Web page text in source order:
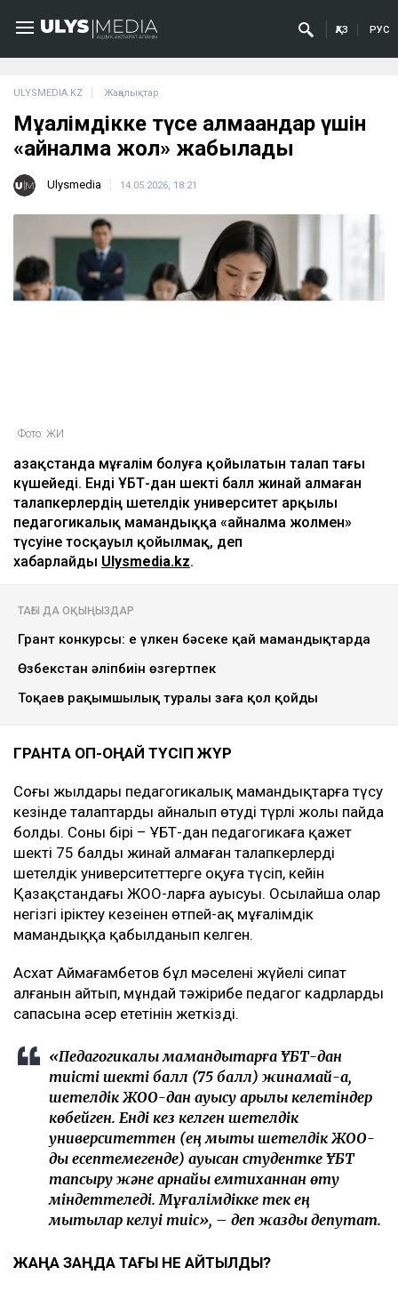
ҚАЗ РУС
ULYSMEDIA.KZ Жаңалықтар
Мұғалімдікке түсе алмағандар үшін
«айналма жол» жабылады
Ulysmedia 14.05.2026, 18:21
Фото: ЖИ
Қазақстанда мұғалім болуға қойылатын талап тағы
күшейеді. Енді ҰБТ-дан шекті балл жинай алмаған
талапкерлердің шетелдік университет арқылы
педагогикалық мамандыққа «айналма жолмен»
түсуіне тосқауыл қойылмақ, деп
хабарлайды Ulysmedia.kz.
ТАҒЫ ДА ОҚЫҢЫЗДАР
Грант конкурсы: ең үлкен бәсеке қай мамандықтарда
Өзбекстан әліпбиін өзгертпек
Тоқаев рақымшылық туралы заңға қол қойды
ГРАНТҚА ОП-ОҢАЙ ТҮСІП ЖҮР
Соңғы жылдары педагогикалық мамандықтарға түсу
кезінде талаптарды айналып өтудің түрлі жолы пайда
болды. Соның бірі – ҰБТ-дан педагогикаға қажет
шекті 75 балды жинай алмаған талапкерлердің
шетелдік университеттерге оқуға түсіп, кейін
Қазақстандағы ЖОО-ларға ауысуы. Осылайша олар
негізгі іріктеу кезеңінен өтпей-ақ мұғалімдік
мамандыққа қабылданып келген.
Асхат Аймағамбетов бұл мәселенің жүйелі сипат
алғанын айтып, мұндай тәжірибе педагог кадрлардың
сапасына әсер ететінін жеткізді.
«Педагогикалық мамандықтарға ҰБТ-дан
тиісті шекті балл (75 балл) жинамай-ақ,
шетелдік ЖОО-дан ауысу арқылы келетіндер
көбейген. Енді кез келген шетелдік
университеттен (ең мықты шетелдік ЖОО-
ды есептемегенде) ауысқан студентке ҰБТ
тапсыру және арнайы емтиханнан өту
міндеттеледі. Мұғалімдікке тек ең
мықтылар келуі тиіс», – деп жазды депутат.
ЖАҢА ЗАҢДА ТАҒЫ НЕ АЙТЫЛДЫ?